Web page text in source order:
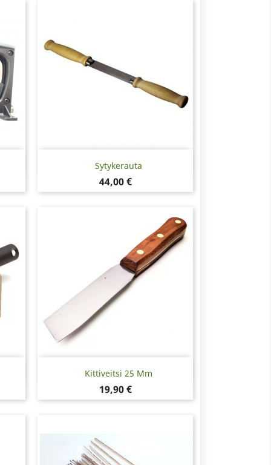
Sytykerauta
Hinta
44,00 €
Pikakatselu
Kittiveitsi 25 Mm
Hinta
19,90 €
Pikakatselu